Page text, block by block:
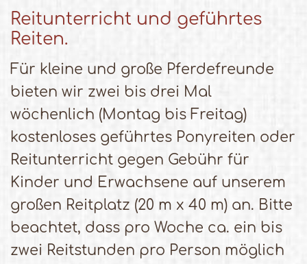
Reitunterricht und geführtes
Reiten.
Für kleine und große Pferdefreunde
bieten wir zwei bis drei Mal
wöchenlich (Montag bis Freitag)
kostenloses geführtes Ponyreiten oder
Reitunterricht gegen Gebühr für
Kinder und Erwachsene auf unserem
großen Reitplatz (20 m x 40 m) an. Bitte
beachtet, dass pro Woche ca. ein bis
zwei Reitstunden pro Person möglich